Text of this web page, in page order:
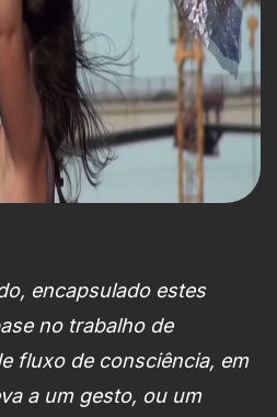
encapsulado estes
no trabalho de
fluxo de consciência, em
a um gesto, ou um